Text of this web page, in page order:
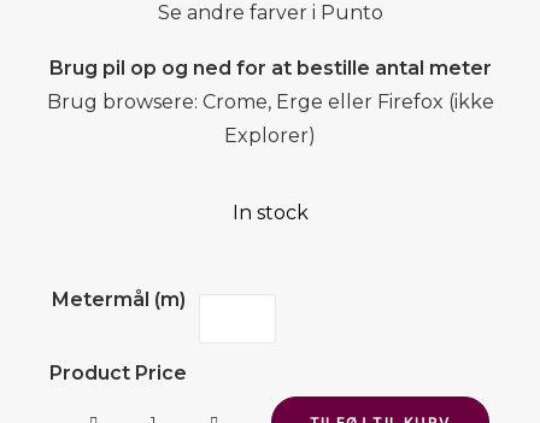
Se andre farver i Punto
Brug pil op og ned for at bestille antal meter
Brug browsere: Crome, Erge eller Firefox (ikke
Explorer)
In stock
Metermål (m)
Product Price